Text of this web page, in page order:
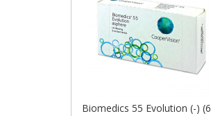
Biomedics 55 Evolution (-) (6